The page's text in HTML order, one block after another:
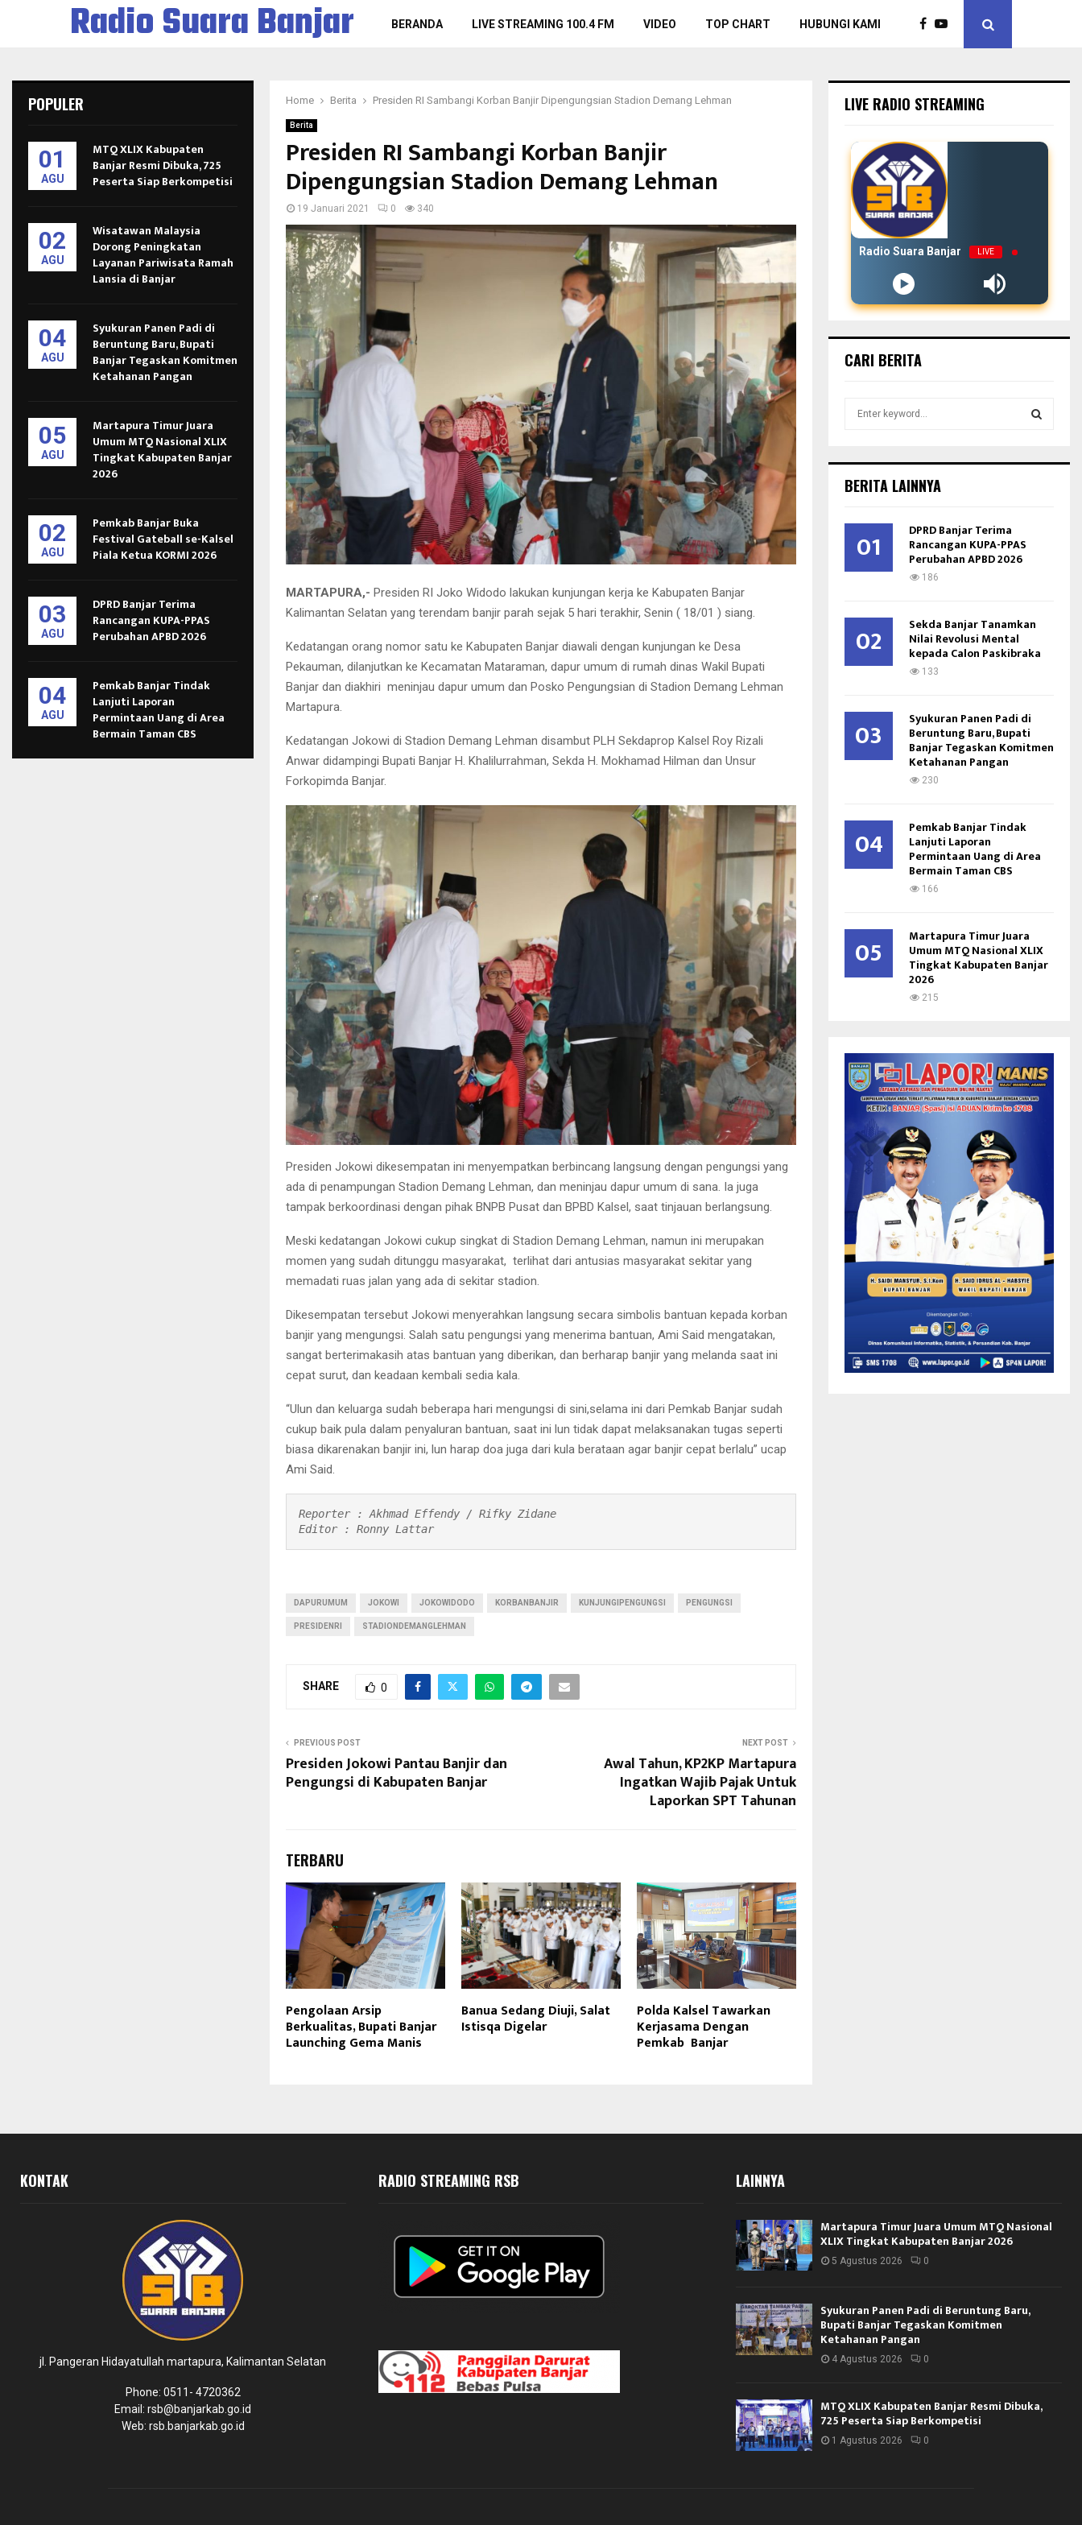
Radio Suara Banjar BERANDA LIVE STREAMING 100.4 FM VIDEO TOP CHART HUBUNGI KAMI
Home Berita Presiden RI Sambangi Korban Banjir Dipengungsian Stadion Demang Lehman
Berita
Presiden RI Sambangi Korban Banjir
Dipengungsian Stadion Demang Lehman
19 Januari 2021 0 340
MARTAPURA,- Presiden RI Joko Widodo lakukan kunjungan kerja ke Kabupaten Banjar
Kalimantan Selatan yang terendam banjir parah sejak 5 hari terakhir, Senin ( 18/01 ) siang.
Kedatangan orang nomor satu ke Kabupaten Banjar diawali dengan kunjungan ke Desa
Pekauman, dilanjutkan ke Kecamatan Mataraman, dapur umum di rumah dinas Wakil Bupati
Banjar dan diakhiri meninjau dapur umum dan Posko Pengungsian di Stadion Demang Lehman
Martapura.
Kedatangan Jokowi di Stadion Demang Lehman disambut PLH Sekdaprop Kalsel Roy Rizali
Anwar didampingi Bupati Banjar H. Khalilurrahman, Sekda H. Mokhamad Hilman dan Unsur
Forkopimda Banjar.
Presiden Jokowi dikesempatan ini menyempatkan berbincang langsung dengan pengungsi yang
ada di penampungan Stadion Demang Lehman, dan meninjau dapur umum di sana. Ia juga
tampak berkoordinasi dengan pihak BNPB Pusat dan BPBD Kalsel, saat tinjauan berlangsung.
Meski kedatangan Jokowi cukup singkat di Stadion Demang Lehman, namun ini merupakan
momen yang sudah ditunggu masyarakat, terlihat dari antusias masyarakat sekitar yang
memadati ruas jalan yang ada di sekitar stadion.
Dikesempatan tersebut Jokowi menyerahkan langsung secara simbolis bantuan kepada korban
banjir yang mengungsi. Salah satu pengungsi yang menerima bantuan, Ami Said mengatakan,
sangat berterimakasih atas bantuan yang diberikan, dan berharap banjir yang melanda saat ini
cepat surut, dan keadaan kembali sedia kala.
“Ulun dan keluarga sudah beberapa hari mengungsi di sini,selama ini dari Pemkab Banjar sudah
cukup baik pula dalam penyaluran bantuan, saat ini lun tidak dapat melaksanakan tugas seperti
biasa dikarenakan banjir ini, lun harap doa juga dari kula berataan agar banjir cepat berlalu” ucap
Ami Said.
Reporter : Akhmad Effendy / Rifky Zidane
Editor : Ronny Lattar
DAPURUMUM JOKOWI JOKOWIDODO KORBANBANJIR KUNJUNGIPENGUNGSI PENGUNGSI
PRESIDENRI STADIONDEMANGLEHMAN
SHARE 0
PREVIOUS POST
Presiden Jokowi Pantau Banjir dan
Pengungsi di Kabupaten Banjar
NEXT POST
Awal Tahun, KP2KP Martapura
Ingatkan Wajib Pajak Untuk
Laporkan SPT Tahunan
TERBARU
Pengolaan Arsip
Berkualitas, Bupati Banjar
Launching Gema Manis
Banua Sedang Diuji, Salat
Istisqa Digelar
Polda Kalsel Tawarkan
Kerjasama Dengan
Pemkab Banjar
POPULER
01
AGU
MTQ XLIX Kabupaten
Banjar Resmi Dibuka, 725
Peserta Siap Berkompetisi
02
AGU
Wisatawan Malaysia
Dorong Peningkatan
Layanan Pariwisata Ramah
Lansia di Banjar
04
AGU
Syukuran Panen Padi di
Beruntung Baru, Bupati
Banjar Tegaskan Komitmen
Ketahanan Pangan
05
AGU
Martapura Timur Juara
Umum MTQ Nasional XLIX
Tingkat Kabupaten Banjar
2026
02
AGU
Pemkab Banjar Buka
Festival Gateball se-Kalsel
Piala Ketua KORMI 2026
03
AGU
DPRD Banjar Terima
Rancangan KUPA-PPAS
Perubahan APBD 2026
04
AGU
Pemkab Banjar Tindak
Lanjuti Laporan
Permintaan Uang di Area
Bermain Taman CBS
LIVE RADIO STREAMING
Radio Suara Banjar LIVE
CARI BERITA
h
o
BERITA LAINNYA
01 DPRD Banjar Terima
Rancangan KUPA-PPAS
Perubahan APBD 2026
186
02 Sekda Banjar Tanamkan
Nilai Revolusi Mental
kepada Calon Paskibraka
133
03 Syukuran Panen Padi di
Beruntung Baru, Bupati
Banjar Tegaskan Komitmen
Ketahanan Pangan
230
04 Pemkab Banjar Tindak
Lanjuti Laporan
Permintaan Uang di Area
Bermain Taman CBS
166
05 Martapura Timur Juara
Umum MTQ Nasional XLIX
Tingkat Kabupaten Banjar
2026
215
KONTAK
jl. Pangeran Hidayatullah martapura, Kalimantan Selatan
Phone: 0511- 4720362
Email: rsb@banjarkab.go.id
Web: rsb.banjarkab.go.id
RADIO STREAMING RSB LAINNYA
Martapura Timur Juara Umum MTQ Nasional
XLIX Tingkat Kabupaten Banjar 2026
5 Agustus 2026 0
Syukuran Panen Padi di Beruntung Baru,
Bupati Banjar Tegaskan Komitmen
Ketahanan Pangan
4 Agustus 2026 0
MTQ XLIX Kabupaten Banjar Resmi Dibuka,
725 Peserta Siap Berkompetisi
1 Agustus 2026 0